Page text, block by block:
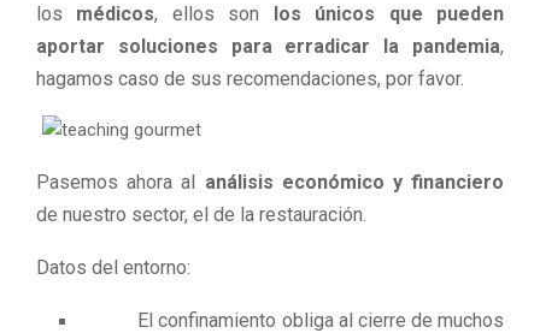
los médicos, ellos son los únicos que pueden
aportar soluciones para erradicar la pandemia,
hagamos caso de sus recomendaciones, por favor.
Pasemos ahora al análisis económico y financiero
de nuestro sector, el de la restauración.
Datos del entorno:
El confinamiento obliga al cierre de muchos